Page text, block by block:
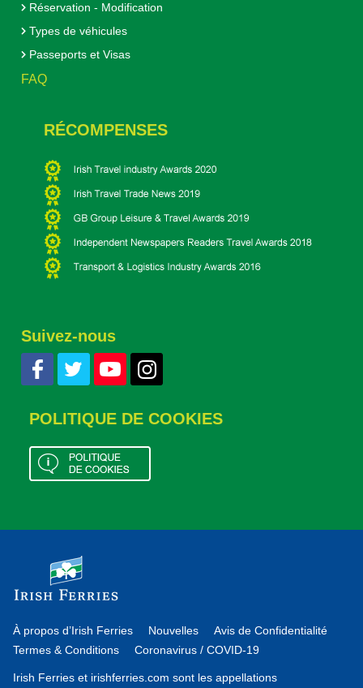
Réservation - Modification
Types de véhicules
Passeports et Visas
FAQ
RÉCOMPENSES
Suivez-nous
POLITIQUE DE COOKIES
À propos d’Irish Ferries Nouvelles
Avis de Confidentialité
Termes & Conditions
Coronavirus / COVID-19
Irish Ferries et irishferries.com sont les appellations